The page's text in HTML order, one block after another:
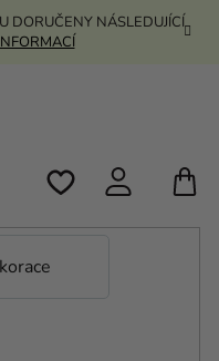
DORUČENY NÁSLEDUJÍCÍ